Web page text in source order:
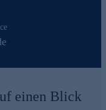
einen Blick